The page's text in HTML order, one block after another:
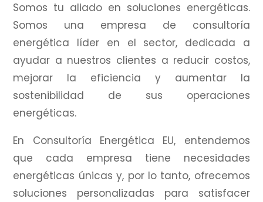
Somos tu aliado en soluciones energéticas.
Somos una empresa de consultoría
energética líder en el sector, dedicada a
ayudar a nuestros clientes a reducir costos,
mejorar la eficiencia y aumentar la
sostenibilidad de sus operaciones
energéticas.
En Consultoría Energética EU, entendemos
que cada empresa tiene necesidades
energéticas únicas y, por lo tanto, ofrecemos
soluciones personalizadas para satisfacer